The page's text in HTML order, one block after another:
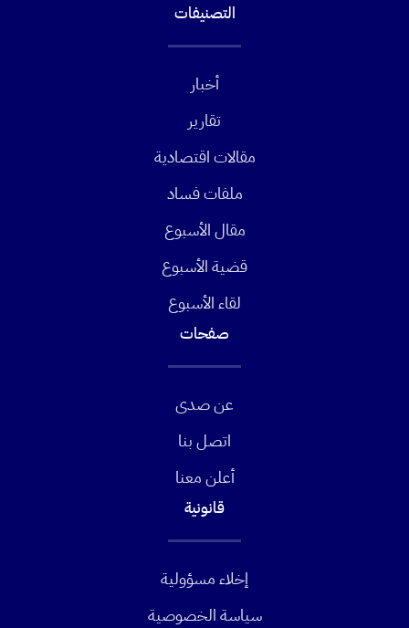
التصنيفات
أخبار
تقارير
مقالات اقتصادية
ملفات فساد
مقال الأسبوع
قضية الأسبوع
لقاء الأسبوع
صفحات
عن صدى
اتصل بنا
أعلن معنا
قانونية
إخلاء مسؤولية
سياسة الخصوصية